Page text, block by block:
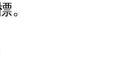
。